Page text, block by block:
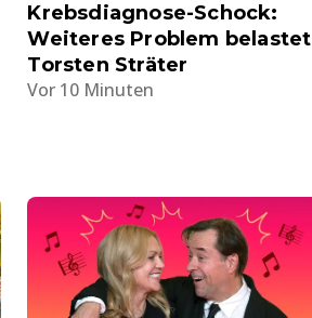
Krebsdiagnose-Schock:
Weiteres Problem belastet
Torsten Sträter
Vor 10 Minuten